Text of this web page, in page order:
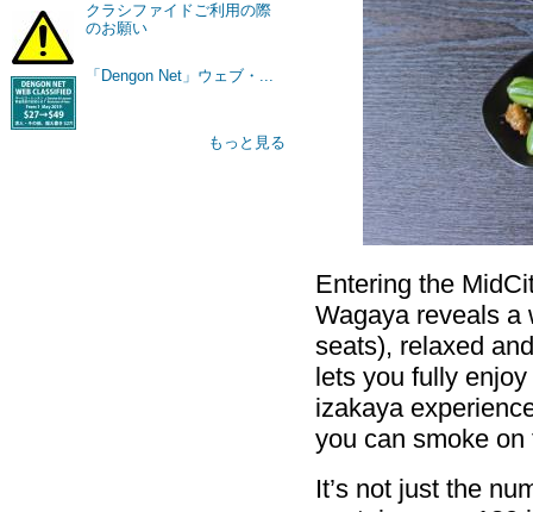
クラシファイドご利用の際
のお願い
「Dengon Net」ウェブ・...
もっと見る
Entering the
Wagaya reveals a
seats), relaxed
lets you fully
izakaya
you can smoke on
It’s not just the